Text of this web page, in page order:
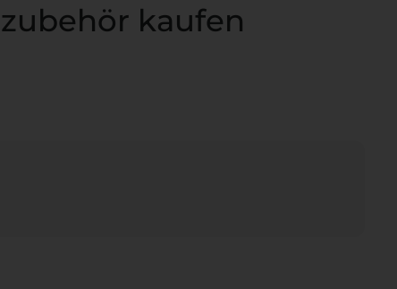
kaufen